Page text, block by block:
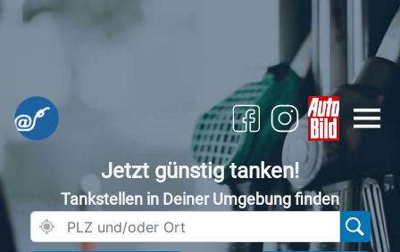
Jetzt günstig tanken!
Tankstellen in Deiner Umgebung finden